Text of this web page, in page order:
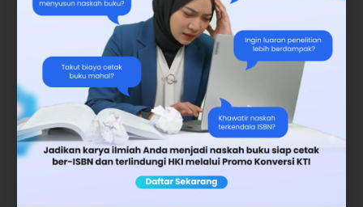
Apakah Anda sedang atau ingin menerbitkan
buku? Dengan menjadi penulispenerbit buku
Deepublish, buku Anda kami terbitkan secara
gratis. Anda cukup mengganti biaya cetak.
Silakan isi data diri Anda di sini
Jika Anda ingin mengetahui lebih banyak
tentangteknik menulisanda dapat melihat
Artikel-artikel berikut: